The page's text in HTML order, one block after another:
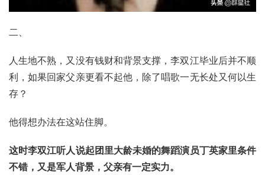
二、
人生地不熟，又没有钱财和背景支撑，李双江毕业后并不顺
利，如果回家父亲更看不起他，除了唱歌一无长处又何以生
存？
他得想办法在这站住脚。
这时李双江听人说起团里大龄未婚的舞蹈演员丁英家里条件
不错，又是军人背景，父亲有一定实力。